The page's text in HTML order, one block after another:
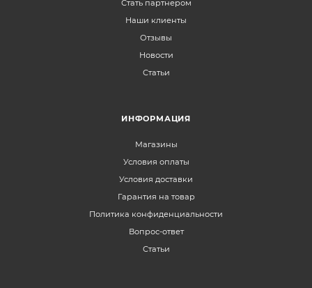
Стать партнером
Наши клиенты
Отзывы
Новости
Статьи
ИНФОРМАЦИЯ
Магазины
Условия оплаты
Условия доставки
Гарантия на товар
Политика конфиденциальности
Вопрос-ответ
Статьи